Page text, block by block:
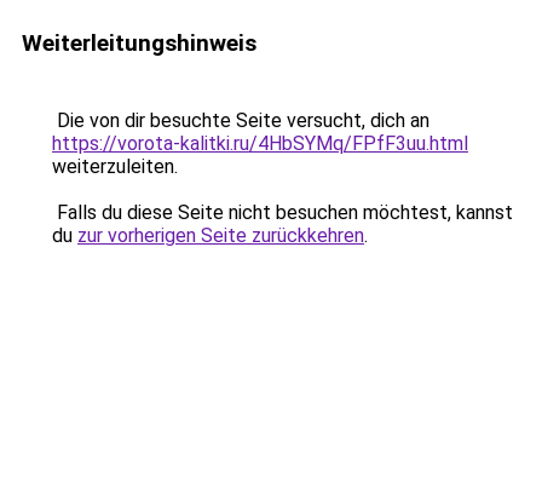
Weiterleitungshinweis
Die von dir besuchte Seite versucht, dich an
https://vorota-kalitki.ru/4HbSYMq/FPfF3uu.html
weiterzuleiten.
Falls du diese Seite nicht besuchen möchtest, kannst
du zur vorherigen Seite zurückkehren.